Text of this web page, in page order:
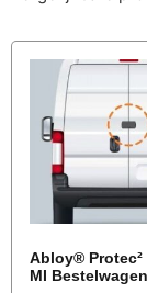
Abloy®
MI